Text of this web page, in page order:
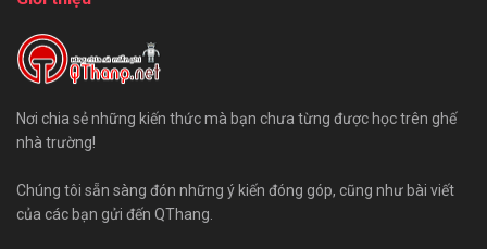
Nơi chia sẻ những kiến thức mà bạn chưa từng được học trên ghế
nhà trường!
Chúng tôi sẵn sàng đón những ý kiến đóng góp, cũng như bài viết
của các bạn gửi đến QThang.